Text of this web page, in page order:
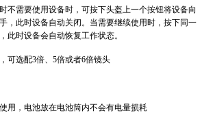
不需要使用设备时，可按下头盔上一个按钮将设备向
，此时设备自动关闭。当需要继续使用时，按下同一
此时设备会自动恢复工作状态。
可选配3倍、5倍或者6倍镜头
用，电池放在电池筒内不会有电量损耗